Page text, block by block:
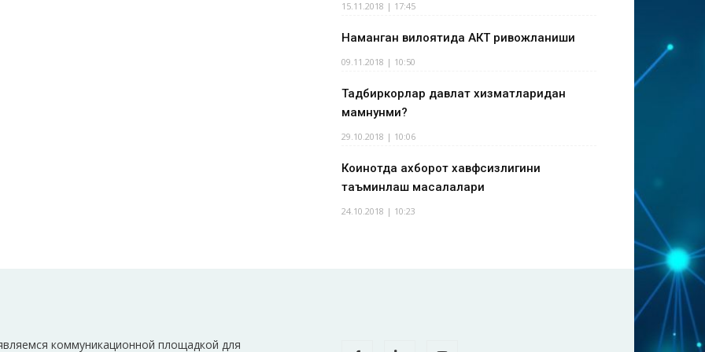
15.11.2018 | 17:45
Наманган вилоятида АКТ ривожланиши
09.11.2018 | 10:50
Тадбиркорлар давлат хизматларидан
мамнунми?
29.10.2018 | 10:06
Коинотда ахборот хавфсизлигини
таъминлаш масалалари
24.10.2018 | 10:23
коммуникационной площадкой для